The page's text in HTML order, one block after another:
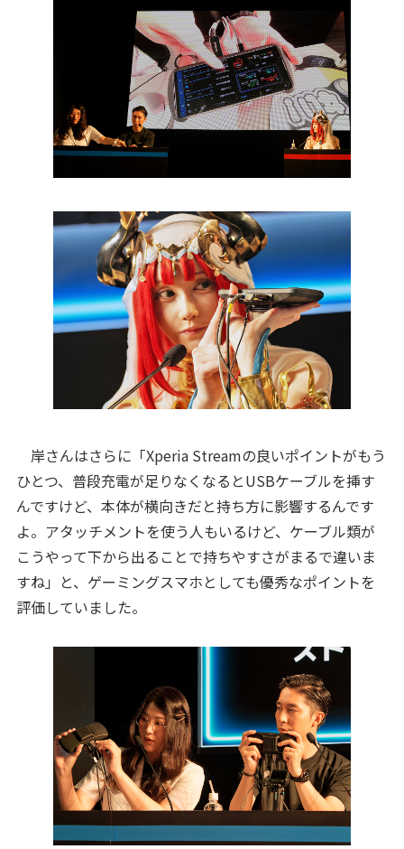
岸さんはさらに「Xperia Streamの良いポイントがもう
ひとつ、普段充電が足りなくなるとUSBケーブルを挿す
んですけど、本体が横向きだと持ち方に影響するんです
よ。アタッチメントを使う人もいるけど、ケーブル類が
こうやって下から出ることで持ちやすさがまるで違いま
すね」と、ゲーミングスマホとしても優秀なポイントを
評価していました。